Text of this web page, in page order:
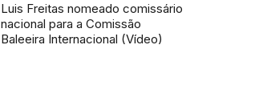
Luis Freitas nomeado comissário
nacional para a Comissão
Baleeira Internacional (Vídeo)